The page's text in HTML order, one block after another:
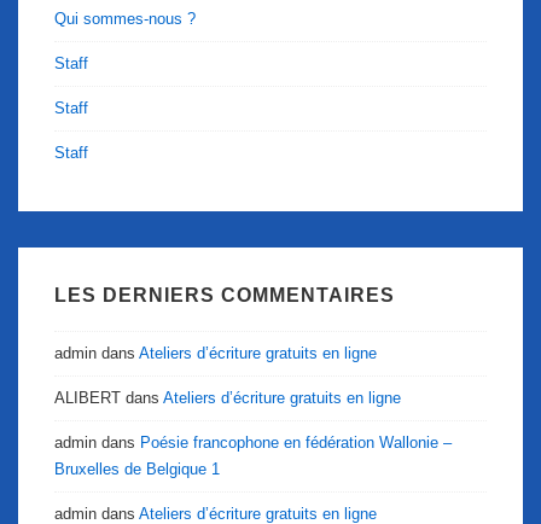
Qui sommes-nous ?
Staff
Staff
Staff
LES DERNIERS COMMENTAIRES
admin dans Ateliers d’écriture gratuits en ligne
ALIBERT dans Ateliers d’écriture gratuits en ligne
admin dans Poésie francophone en fédération Wallonie –
Bruxelles de Belgique 1
admin dans Ateliers d’écriture gratuits en ligne